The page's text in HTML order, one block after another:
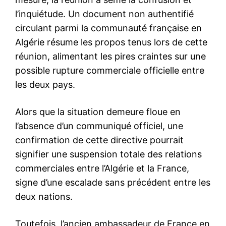
l’inquiétude. Un document non authentifié
circulant parmi la communauté française en
Algérie résume les propos tenus lors de cette
réunion, alimentant les pires craintes sur une
possible rupture commerciale officielle entre
les deux pays.
Alors que la situation demeure floue en
l’absence d’un communiqué officiel, une
confirmation de cette directive pourrait
signifier une suspension totale des relations
commerciales entre l’Algérie et la France,
signe d’une escalade sans précédent entre les
deux nations.
Toutefois, l’ancien ambassadeur de France en